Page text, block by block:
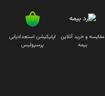
مقایسه و خرید آنلاین
بیمه
اپلیکیشن استعدادیابی
پرسپولیس